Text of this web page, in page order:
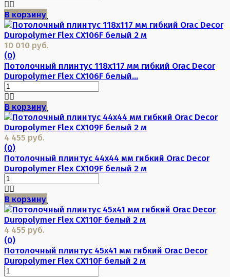
В корзину
10 010 руб.
(0)
Потолочный плинтус 118х117 мм гибкий Orac Decor
Duropolymer Flex CX106F белый...
В корзину
4 455 руб.
(0)
Потолочный плинтус 44х44 мм гибкий Orac Decor
Duropolymer Flex CX109F белый 2 м
В корзину
4 455 руб.
(0)
Потолочный плинтус 45х41 мм гибкий Orac Decor
Duropolymer Flex CX110F белый 2 м